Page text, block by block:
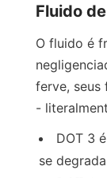
Fluido
O fluido é
ferve, seus
-
DOT 3
se